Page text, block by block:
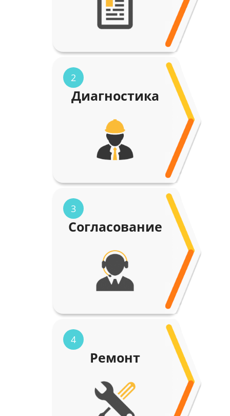
2
Диагностика
3
Согласование
4
Ремонт